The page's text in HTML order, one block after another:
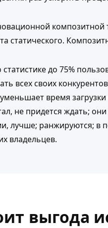
статического.
до 75%
всех своих
время
не придется ждать;
лучше; ранжируются; в
владельцев.
выгода